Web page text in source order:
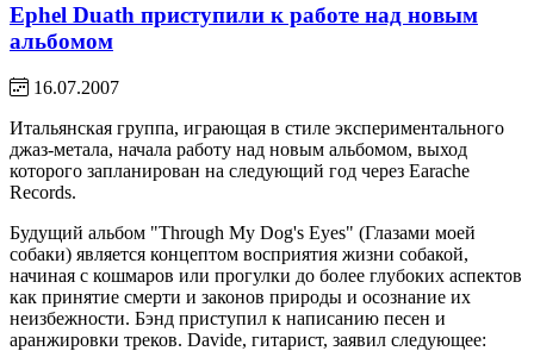
Ephel Duath приступили к работе над новым
альбомом
16.07.2007
Итальянская группа, играющая в стиле экспериментального
джаз-метала, начала работу над новым альбомом, выход
которого запланирован на следующий год через Earache
Records.
Будущий альбом "Through My Dog's Eyes" (Глазами моей
собаки) является концептом восприятия жизни собакой,
начиная с кошмаров или прогулки до более глубоких аспектов
как принятие смерти и законов природы и осознание их
неизбежности. Бэнд приступил к написанию песен и
аранжировки треков. Davide, гитарист, заявил следующее: